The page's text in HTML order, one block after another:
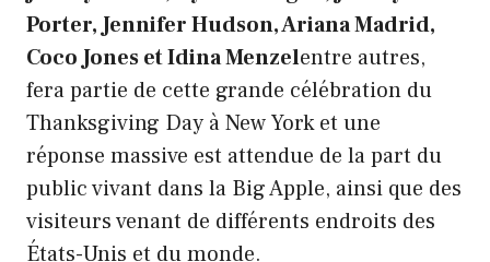
Porter, Jennifer Hudson, Ariana Madrid,
Coco Jones et Idina Menzelentre autres,
fera partie de cette grande célébration du
Thanksgiving Day à New York et une
réponse massive est attendue de la part du
public vivant dans la Big Apple, ainsi que des
visiteurs venant de différents endroits des
États-Unis et du monde.